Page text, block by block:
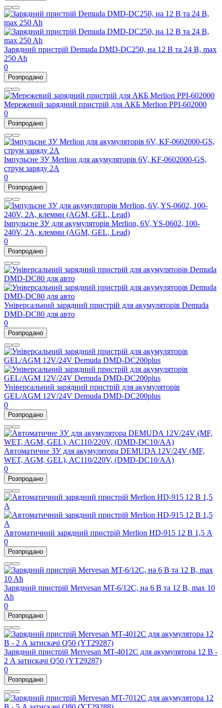
Зарядний пристрій Demuda DMD-DC250, на 12 В та 24 В, max
250 Ah
0
Розпродано
Мережевий зарядний пристрій для АКБ Merlion PPI-602000
0
Розпродано
Імпульсне ЗУ Merlion для акумуляторів 6V, KF-0602000-GS,
струм заряду 2А
0
Розпродано
Імпульсне ЗУ для акумуляторів Merlion, 6V, YS-0602, 100-
240V, 2A, клемми (AGM, GEL, Lead)
0
Розпродано
Універсальний зарядний пристрій для акумуляторів Demuda
DMD-DC80 для авто
0
Розпродано
Універсальний зарядний пристрій для акумуляторів
GEL/AGM 12V/24V Demuda DMD-DC200plus
0
Розпродано
Автоматичне ЗУ для акумулятора DEMUDA 12V/24V (MF,
WET, AGM, GEL), AC110/220V, (DMD-DC10/AA)
0
Розпродано
Автоматичний зарядний пристрій Merlion HD-915 12 В 1,5 А
0
Розпродано
Зарядний пристрій Mervesan MT-6/12C, на 6 В та 12 В, max 10
Ah
0
Розпродано
Зарядний пристрій Mervesan MT-4012C для акумулятора 12 В -
2 A затискачі Q50 (YT29287)
0
Розпродано